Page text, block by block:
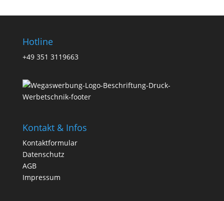
Hotline
+49 351 3119663
Kontakt & Infos
Kontaktformular
Datenschutz
AGB
Impressum